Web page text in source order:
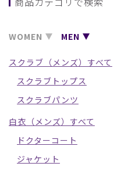
WOMEN MEN
スクラブ（メンズ）すべて
スクラブトップス
スクラブパンツ
白衣（メンズ）すべて
ドクターコート
ジャケット